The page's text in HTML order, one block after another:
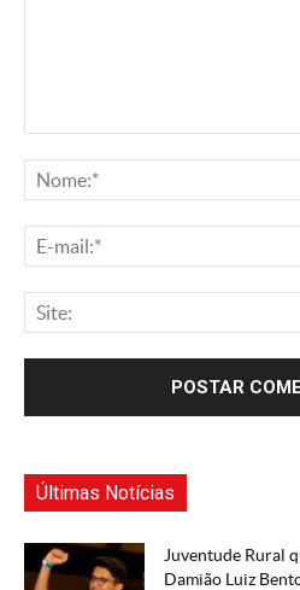
Últimas Notícias
Juventude Rural
Damião Luiz